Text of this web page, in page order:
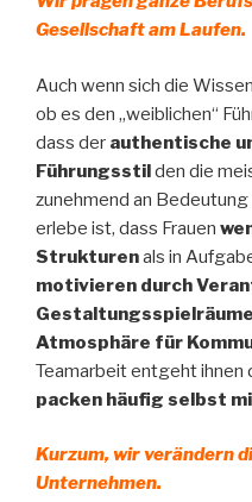
Gesellschaft am Laufen.
Auch wenn sich die
ob es den „weiblichen“
dass der authentische
Führungsstilden die
zunehmend an
erlebe ist, dass Frauen
Strukturenals in
motivieren durch
Gestaltungsspielräume
Atmosphäre für
Teamarbeit entgeht ihnen
packen häufig selbst
Kurzum, wir verändern
Unternehmen.